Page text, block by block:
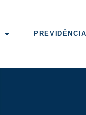
PREVIDÊNCIA